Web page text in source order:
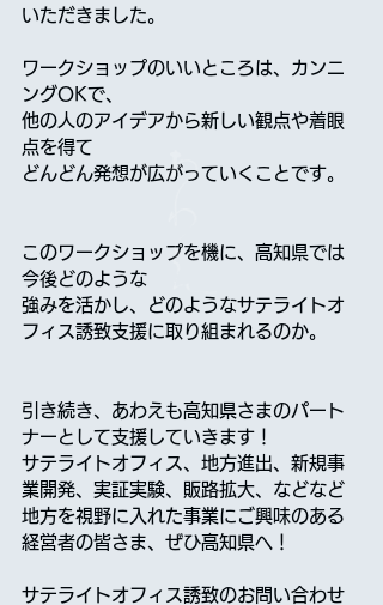
いただきました。
ワークショップのいいところは、カンニ
ングOKで、
他の人のアイデアから新しい観点や着眼
点を得て
どんどん発想が広がっていくことです。
このワークショップを機に、高知県では
今後どのような
強みを活かし、どのようなサテライトオ
フィス誘致支援に取り組まれるのか。
引き続き、あわえも高知県さまのパート
ナーとして支援していきます！
サテライトオフィス、地方進出、新規事
業開発、実証実験、販路拡大、などなど
地方を視野に入れた事業にご興味のある
経営者の皆さま、ぜひ高知県へ！
サテライトオフィス誘致のお問い合わせ